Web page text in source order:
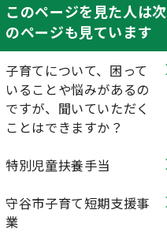
このページを見た人は次
のページも見ています
子育てについて、困って
いることや悩みがあるの
ですが、聞いていただく
ことはできますか？
特別児童扶養手当
守谷市子育て短期支援事
業